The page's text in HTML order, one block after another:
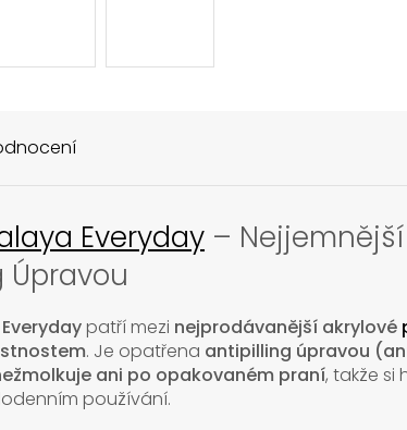
Everyday – Nejjemnější
Úpravou
Everydaypatří mezi nejprodávanější akrylové
. Je opatřena antipilling úpravou
ani po opakovaném praní, takže si
používání.